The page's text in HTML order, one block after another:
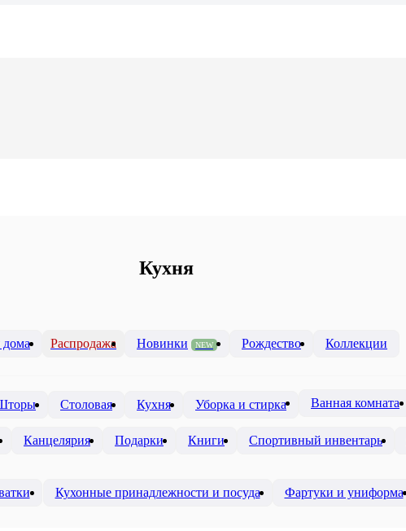
Кухня
дома Распродажа Новинки NEW Рождество Коллекции
Столовая Кухня Уборка и стирка Ванная комната
Канцелярия Подарки Книги Спортивный инвентарь
Кухонные принадлежности и посуда Фартуки и униформа